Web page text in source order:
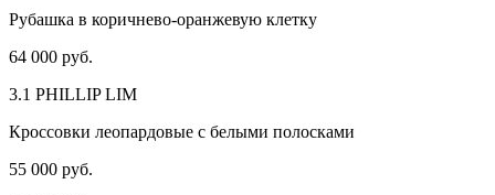
Рубашка в коричнево-оранжевую клетку
64 000 руб.
3.1 PHILLIP LIM
Кроссовки леопардовые с белыми полосками
55 000 руб.